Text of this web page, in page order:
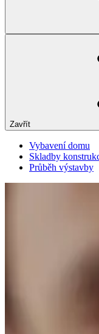
Zavřít
Vybavení domu
Skladby
Průběh výstavby